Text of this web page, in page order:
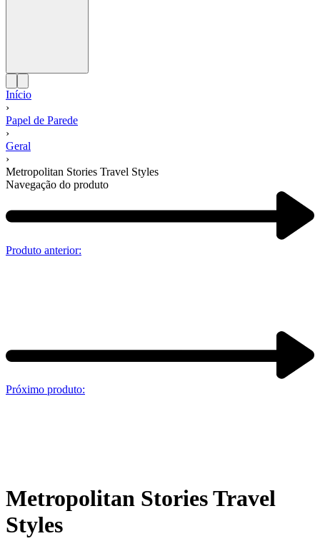
Início
›
Papel de Parede
›
Geral
›
Metropolitan Stories Travel Styles
Navegação do produto
Produto anterior:
Próximo produto:
Metropolitan Stories Travel
Styles